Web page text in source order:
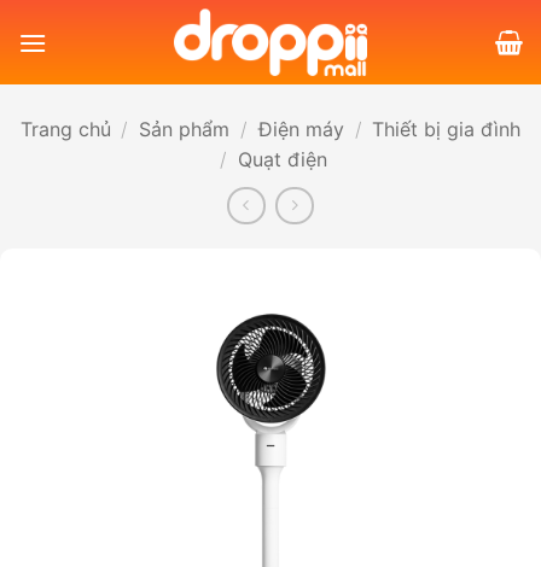
qua
Trang chủ / Sản phẩm / Điện máy / Thiết bị gia đình
/ Quạt điện